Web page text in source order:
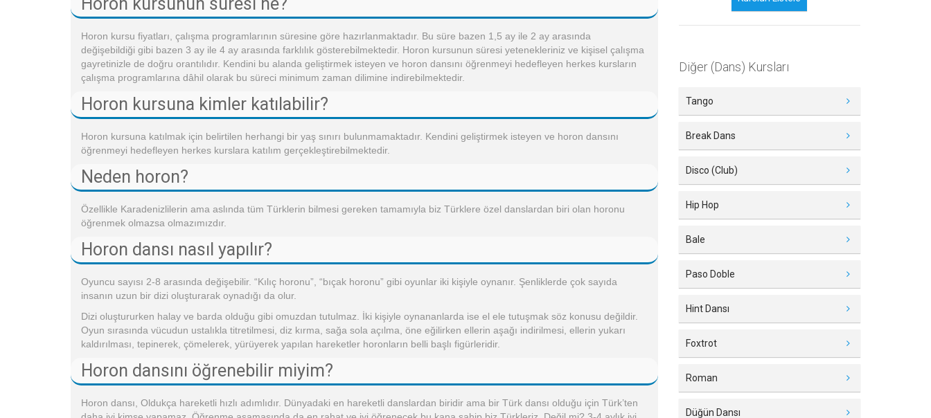
Horon kursu fiyatları, çalışma programlarının süresine göre hazırlanmaktadır. Bu süre bazen 1,5 ay ile 2 ay arasında
değişebildiği gibi bazen 3 ay ile 4 ay arasında farklılık gösterebilmektedir. Horon kursunun süresi yetenekleriniz ve kişisel çalışma
gayretinizle de doğru orantılıdır. Kendini bu alanda geliştirmek isteyen ve horon dansını öğrenmeyi hedefleyen herkes kursların
çalışma programlarına dâhil olarak bu süreci minimum zaman dilimine indirebilmektedir.
Horon kursuna kimler katılabilir?
Horon kursuna katılmak için belirtilen herhangi bir yaş sınırı bulunmamaktadır. Kendini geliştirmek isteyen ve horon dansını
öğrenmeyi hedefleyen herkes kurslara katılım gerçekleştirebilmektedir.
Neden horon?
Özellikle Karadenizlilerin ama aslında tüm Türklerin bilmesi gereken tamamıyla biz Türklere özel danslardan biri olan horonu
öğrenmek olmazsa olmazımızdır.
Horon dansı nasıl yapılır?
Oyuncu sayısı 2-8 arasında değişebilir. “Kılıç horonu”, “bıçak horonu” gibi oyunlar iki kişiyle oynanır. Şenliklerde çok sayıda
insanın uzun bir dizi oluşturarak oynadığı da olur.
Dizi oluştururken halay ve barda olduğu gibi omuzdan tutulmaz. İki kişiyle oynananlarda ise el ele tutuşmak söz konusu değildir.
Oyun sırasında vücudun ustalıkla titretilmesi, diz kırma, sağa sola açılma, öne eğilirken ellerin aşağı indirilmesi, ellerin yukarı
kaldırılması, tepinerek, çömelerek, yürüyerek yapılan hareketler horonların belli başlı figürleridir.
Horon dansını öğrenebilir miyim?
Horon dansı, Oldukça hareketli hızlı adımlıdır. Dünyadaki en hareketli danslardan biridir ama bir Türk dansı olduğu için Türk’ten
Diğer (Dans) Kursları
Tango
Break Dans
Disco (Club)
Hip Hop
Bale
Paso Doble
Hint Dansı
Foxtrot
Roman
Düğün Dansı